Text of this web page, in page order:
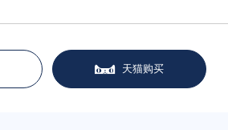
天猫购买